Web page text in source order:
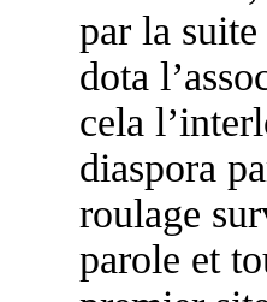
par la
dota
cela
diaspora
roulage
parole et